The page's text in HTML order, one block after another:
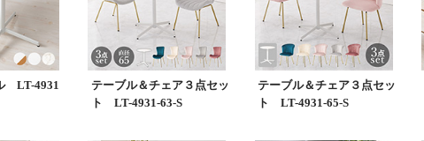
LT-4931
テーブル＆チェア３点セッ
ト LT-4931-63-S
テーブル＆チェア３点セッ
ト LT-4931-65-S